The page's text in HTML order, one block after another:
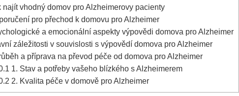
najít vhodný domov pro Alzheimerovy pacienty
pro přechod k domovu pro Alzheimer
a emocionální aspekty výpovědi domova pro Alzheimer
záležitosti v souvislosti s výpovědí domova pro Alzheimer
a příprava na převod péče od domova pro Alzheimer
1. Stav a potřeby vašeho blízkého s Alzheimerem
2. Kvalita péče v domově pro Alzheimer